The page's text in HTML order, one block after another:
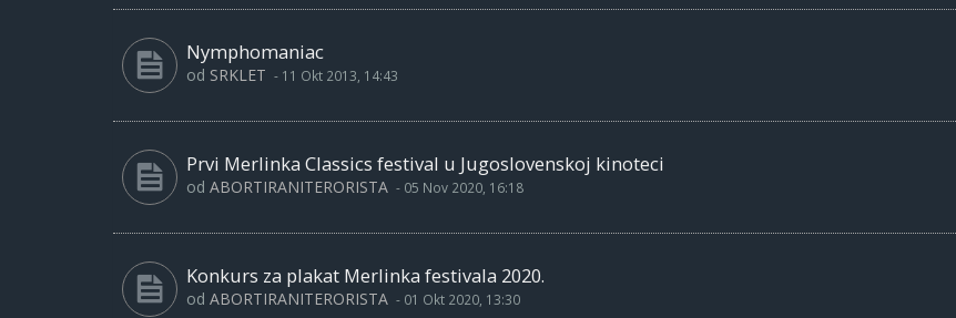
Nymphomaniac
od SRKLET - 11 Okt 2013, 14:43
Prvi Merlinka Classics festival u Jugoslovenskoj kinoteci
od ABORTIRANITERORISTA - 05 Nov 2020, 16:18
Konkurs za plakat Merlinka festivala 2020.
od ABORTIRANITERORISTA - 01 Okt 2020, 13:30